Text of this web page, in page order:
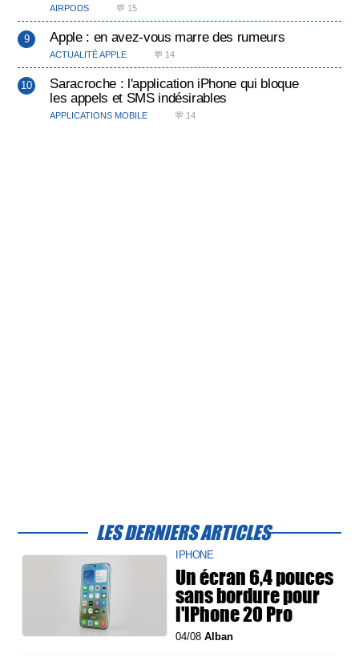
AIRPODS 💬 15
Apple : en avez-vous marre des rumeurs
ACTUALITÉ APPLE 💬 14
Saracroche : l'application iPhone qui bloque
les appels et SMS indésirables
APPLICATIONS MOBILE 💬 14
LES DERNIERS ARTICLES
IPHONE
Un écran 6,4 pouces
sans bordure pour
l'iPhone 20 Pro
04/08Alban